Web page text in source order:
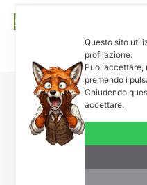
Scegli
Piante grasse, succulente e
25080 Manerba BS – P.I.
Questo sito
profilazione.
Puoi accettare,
premendo i
Chiudendo
accettare.